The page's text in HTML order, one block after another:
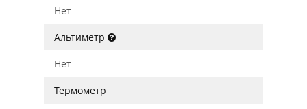
Нет
Альтиметр
Нет
Термометр